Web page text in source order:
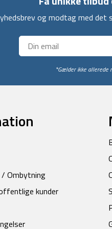
og modtag med
*Gælder ikke allerede
Ombytning
kunder